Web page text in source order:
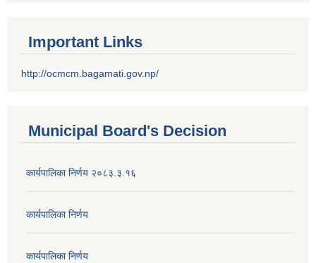
Important Links
http://ocmcm.bagamati.gov.np/
Municipal Board's Decision
कार्यपालिका निर्णय २०८३.३.१६
कार्यपालिका निर्णय
कार्यपालिका निर्णय